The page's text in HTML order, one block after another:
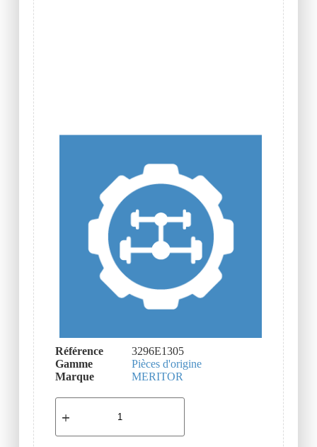
Référence
3296E1305
Gamme
Pièces d'origine
Marque
MERITOR